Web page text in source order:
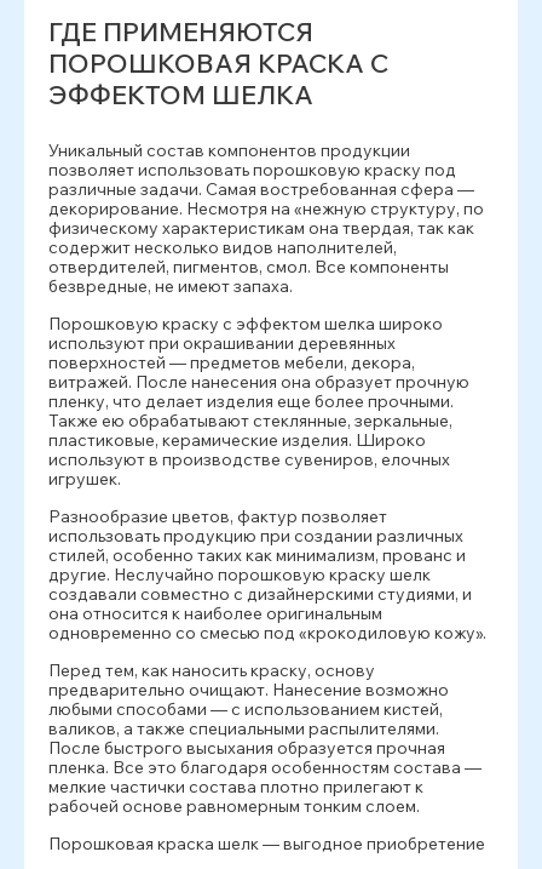
ГДЕ ПРИМЕНЯЮТСЯ
ПОРОШКОВАЯ КРАСКА С
ЭФФЕКТОМ ШЕЛКА
Уникальный состав компонентов продукции
позволяет использовать порошковую краску под
различные задачи. Самая востребованная сфера —
декорирование. Несмотря на «нежную структуру, по
физическому характеристикам она твердая, так как
содержит несколько видов наполнителей,
отвердителей, пигментов, смол. Все компоненты
безвредные, не имеют запаха.
Порошковую краску с эффектом шелка широко
используют при окрашивании деревянных
поверхностей — предметов мебели, декора,
витражей. После нанесения она образует прочную
пленку, что делает изделия еще более прочными.
Также ею обрабатывают стеклянные, зеркальные,
пластиковые, керамические изделия. Широко
используют в производстве сувениров, елочных
игрушек.
Разнообразие цветов, фактур позволяет
использовать продукцию при создании различных
стилей, особенно таких как минимализм, прованс и
другие. Неслучайно порошковую краску шелк
создавали совместно с дизайнерскими студиями, и
она относится к наиболее оригинальным
одновременно со смесью под «крокодиловую кожу».
Перед тем, как наносить краску, основу
предварительно очищают. Нанесение возможно
любыми способами — с использованием кистей,
валиков, а также специальными распылителями.
После быстрого высыхания образуется прочная
пленка. Все это благодаря особенностям состава —
мелкие частички состава плотно прилегают к
рабочей основе равномерным тонким слоем.
Порошковая краска шелк — выгодное приобретение